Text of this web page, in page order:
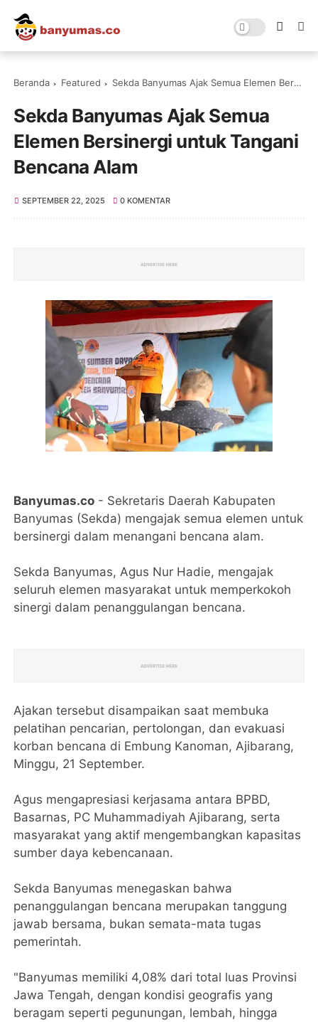
Beranda Featured Sekda Banyumas Ajak Semua Elemen Bersinergi untuk Tangani Bencana Alam
Sekda Banyumas Ajak Semua
Elemen Bersinergi untuk Tangani
Bencana Alam
SEPTEMBER 22, 2025 0 KOMENTAR
Banyumas.co - Sekretaris Daerah Kabupaten
Banyumas (Sekda) mengajak semua elemen untuk
bersinergi dalam menangani bencana alam.
Sekda Banyumas, Agus Nur Hadie, mengajak
seluruh elemen masyarakat untuk memperkokoh
sinergi dalam penanggulangan bencana.
Ajakan tersebut disampaikan saat membuka
pelatihan pencarian, pertolongan, dan evakuasi
korban bencana di Embung Kanoman, Ajibarang,
Minggu, 21 September.
Agus mengapresiasi kerjasama antara BPBD,
Basarnas, PC Muhammadiyah Ajibarang, serta
masyarakat yang aktif mengembangkan kapasitas
sumber daya kebencanaan.
Sekda Banyumas menegaskan bahwa
penanggulangan bencana merupakan tanggung
jawab bersama, bukan semata-mata tugas
pemerintah.
"Banyumas memiliki 4,08% dari total luas Provinsi
Jawa Tengah, dengan kondisi geografis yang
beragam seperti pegunungan, lembah, hingga